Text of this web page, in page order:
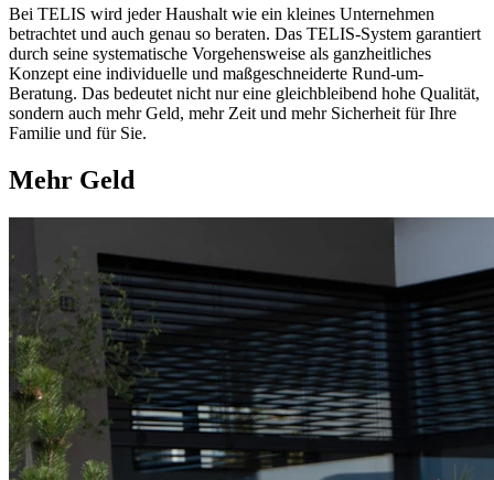
Bei TELIS wird jeder Haushalt wie ein kleines Unternehmen
betrachtet und auch genau so beraten. Das TELIS-System garantiert
durch seine systematische Vorgehensweise als ganzheitliches
Konzept eine individuelle und maßgeschneiderte Rund-um-
Beratung. Das bedeutet nicht nur eine gleichbleibend hohe Qualität,
sondern auch mehr Geld, mehr Zeit und mehr Sicherheit für Ihre
Familie und für Sie.
Mehr Geld